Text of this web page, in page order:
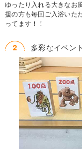
ゆったり入れる大きなお
援の方も毎回ご入浴いた
ってます！！
多彩なイベン